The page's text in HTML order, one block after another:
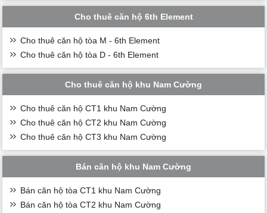
Cho thuê căn hộ 6th Element
Cho thuê căn hộ tòa M - 6th Element
Cho thuê căn hộ tòa D - 6th Element
Cho thuê căn hộ khu Nam Cường
Cho thuê căn hộ CT1 khu Nam Cường
Cho thuê căn hộ CT2 khu Nam Cường
Cho thuê căn hộ CT3 khu Nam Cường
Bán căn hộ khu Nam Cường
Bán căn hộ tòa CT1 khu Nam Cường
Bán căn hộ tòa CT2 khu Nam Cường